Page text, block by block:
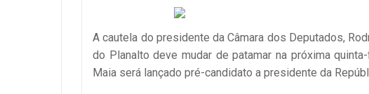
A cautela do presidente da Câmara dos Deputados,
do Planalto deve mudar de patamar na próxima
Maia será lançado pré-candidato a presidente da